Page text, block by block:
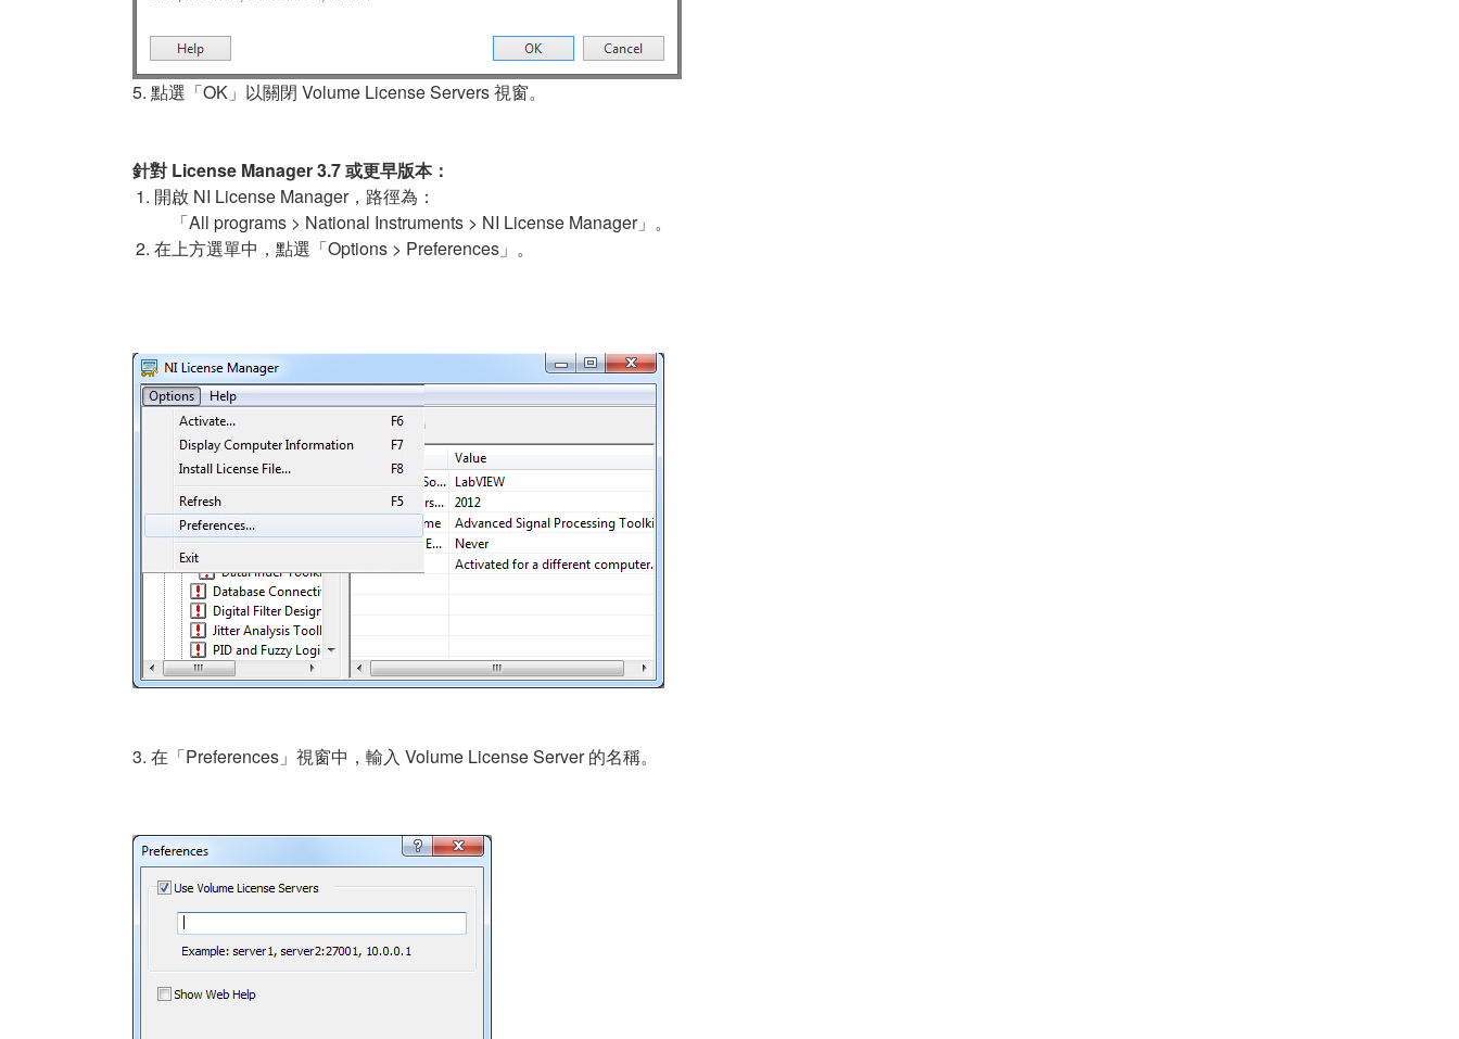
5. 點選「OK」以關閉 Volume License Servers 視窗。
針對 License Manager 3.7 或更早版本：
開啟 NI License Manager，路徑為：
「All programs > National Instruments > NI License Manager」。
在上方選單中，點選「Options > Preferences」。
3. 在「Preferences」視窗中，輸入 Volume License Server 的名稱。